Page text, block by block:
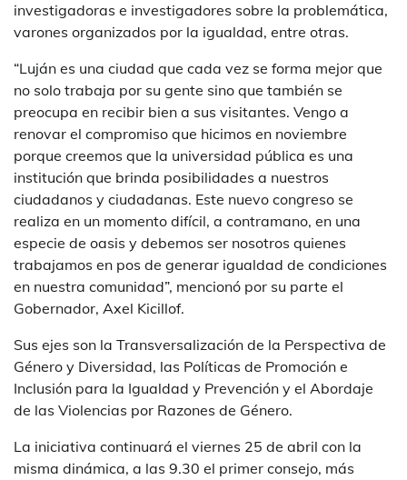
investigadoras e investigadores sobre la problemática,
varones organizados por la igualdad, entre otras.
“Luján es una ciudad que cada vez se forma mejor que
no solo trabaja por su gente sino que también se
preocupa en recibir bien a sus visitantes. Vengo a
renovar el compromiso que hicimos en noviembre
porque creemos que la universidad pública es una
institución que brinda posibilidades a nuestros
ciudadanos y ciudadanas. Este nuevo congreso se
realiza en un momento difícil, a contramano, en una
especie de oasis y debemos ser nosotros quienes
trabajamos en pos de generar igualdad de condiciones
en nuestra comunidad”, mencionó por su parte el
Gobernador, Axel Kicillof.
Sus ejes son la Transversalización de la Perspectiva de
Género y Diversidad, las Políticas de Promoción e
Inclusión para la Igualdad y Prevención y el Abordaje
de las Violencias por Razones de Género.
La iniciativa continuará el viernes 25 de abril con la
misma dinámica, a las 9.30 el primer consejo, más